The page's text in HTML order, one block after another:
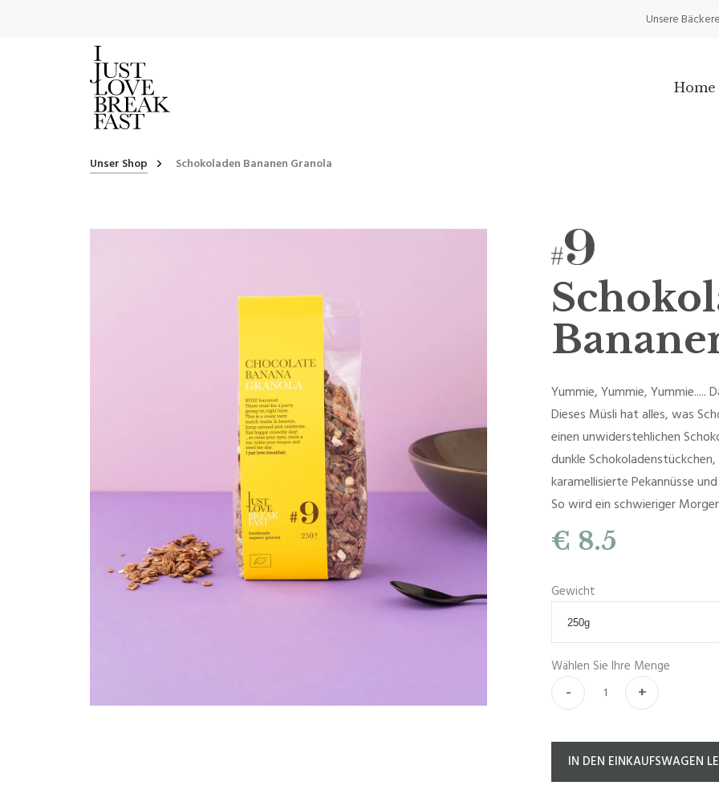
Unsere
Home
Unser Shop Schokoladen Bananen Granola
Yummie, Yummie, Yummie.....
Dieses Müsli hat alles, was
einen unwiderstehlichen
dunkle Schokoladenstückchen,
karamellisierte Pekannüsse
So wird ein schwieriger
€ 8.5
Gewicht
Wählen Sie Ihre Menge
- +
IN DEN EINKAUFSWAGEN